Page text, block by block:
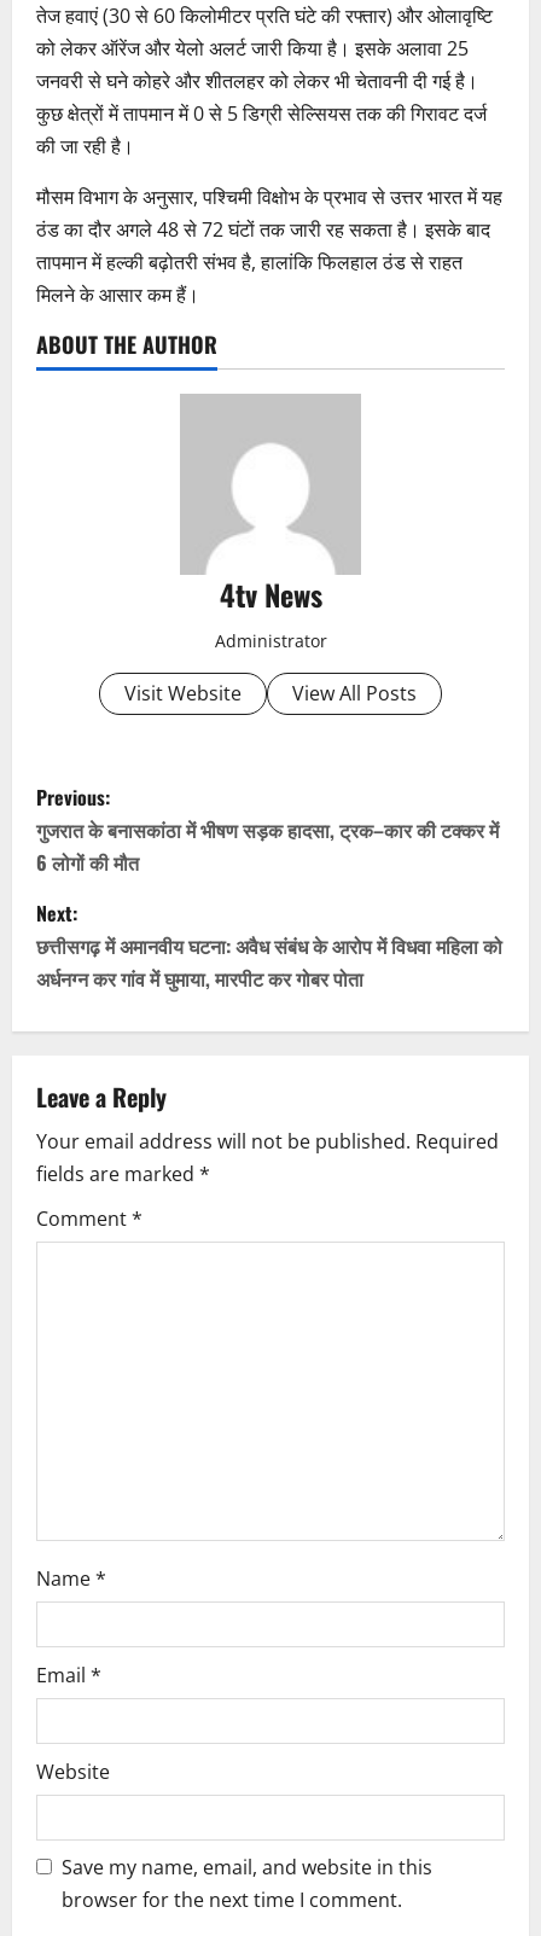
तेज हवाएं (30 से 60 किलोमीटर प्रति घंटे की रफ्तार) और ओलावृष्टि
को लेकर ऑरेंज और येलो अलर्ट जारी किया है। इसके अलावा 25
जनवरी से घने कोहरे और शीतलहर को लेकर भी चेतावनी दी गई है।
कुछ क्षेत्रों में तापमान में 0 से 5 डिग्री सेल्सियस तक की गिरावट दर्ज
की जा रही है।
मौसम विभाग के अनुसार, पश्चिमी विक्षोभ के प्रभाव से उत्तर भारत में यह
ठंड का दौर अगले 48 से 72 घंटों तक जारी रह सकता है। इसके बाद
तापमान में हल्की बढ़ोतरी संभव है, हालांकि फिलहाल ठंड से राहत
मिलने के आसार कम हैं।
ABOUT THE AUTHOR
4tv News
Administrator
Visit Website View All Posts
P
o
s
t
n
a
v
i
g
a
Previous:
गुजरात के बनासकांठा में भीषण सड़क हादसा, ट्रक–कार की टक्कर में
6 लोगों की मौत
Next:
छत्तीसगढ़ में अमानवीय घटना: अवैध संबंध के आरोप में विधवा महिला को
अर्धनग्न कर गांव में घुमाया, मारपीट कर गोबर पोता
Leave a Reply
Your email address will not be published. Required
fields are marked *
Comment*
Name*
Email *
Website
Save my name, email, and website in this
browser for the next time I comment.